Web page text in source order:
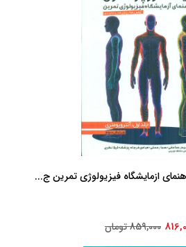
ازمایشگاه فیزیولوژی تمرین ج...
859,000 تومان